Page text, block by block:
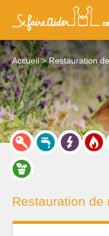
Accueil Restauration
Restauration de